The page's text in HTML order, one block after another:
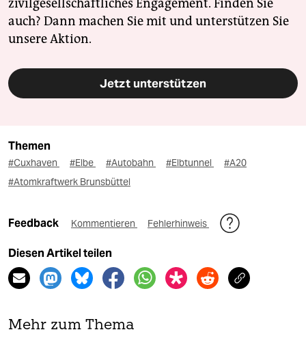
zivilgesellschaftliches Engagement. Finden Sie
auch? Dann machen Sie mit und unterstützen Sie
unsere Aktion.
Jetzt unterstützen
Themen
#Cuxhaven #Elbe #Autobahn #Elbtunnel
#A20
#Atomkraftwerk Brunsbüttel
Feedback Kommentieren Fehlerhinweis
Diesen Artikel teilen
Mehr zum Thema